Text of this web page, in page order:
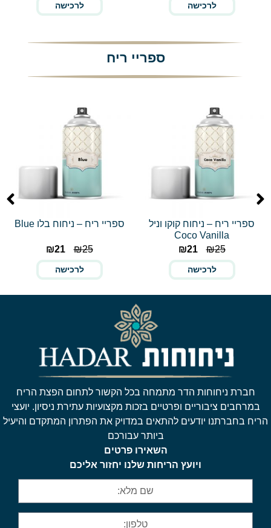
לרכישה לרכישה
ספריי ריח
ספריי ריח – ניחוח קוקו וניל
Coco Vanilla
₪25
₪21
לרכישה
ספריי ריח – ניחוח בלו Blue
₪25
₪21
לרכישה
השאירו פרטים
ויועץ הריחות שלנו יחזור אליכם
חברת ניחוחות הדר מתמחה בכל הקשור לתחום הפצת הריח
במרחבים ציבוריים ופרטיים בזכות מקצועיות עתירת ניסיון. יועצי
הריח בחברתנו יודעים להתאים במדויק את הפתרון המתקדם והיעיל
ביותר עבורכם